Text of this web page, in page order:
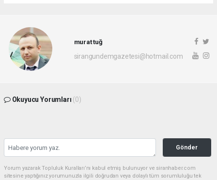
murat tuğ
sirangundemgazetesi@hotmail.com
Okuyucu Yorumları (0)
Gönder
Yorum yazarak Topluluk Kuralları’nı kabul etmiş bulunuyor ve siranhaber.com
sitesine yaptığınız yorumunuzla ilgili doğrudan veya dolaylı tüm sorumluluğu tek